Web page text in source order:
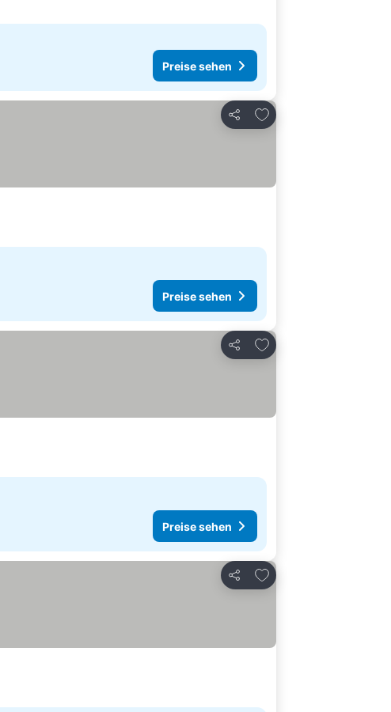
Preise sehen
Teilen
Zu Favoriten hinzufügen
Preise sehen
Teilen
Zu Favoriten hinzufügen
Preise sehen
Teilen
Zu Favoriten hinzufügen